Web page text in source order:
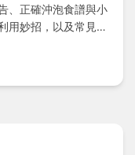
、正確沖泡食譜與小
用妙招，以及常見